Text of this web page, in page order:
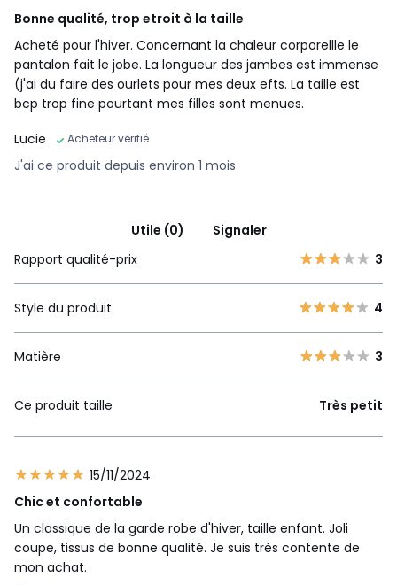
Bonne qualité, trop etroit à la taille
Acheté pour l'hiver. Concernant la chaleur corporellle le
pantalon fait le jobe. La longueur des jambes est immense
(j'ai du faire des ourlets pour mes deux efts. La taille est
bcp trop fine pourtant mes filles sont menues.
Lucie
Acheteur vérifié
J'ai ce produit depuis environ 1 mois
Utile (0)
Signaler
Rapport qualité-prix
3
Style du produit 4
Matière 3
Ce produit taille Très petit
15/11/2024
Chic et confortable
Un classique de la garde robe d'hiver, taille enfant. Joli
coupe, tissus de bonne qualité. Je suis très contente de
mon achat.